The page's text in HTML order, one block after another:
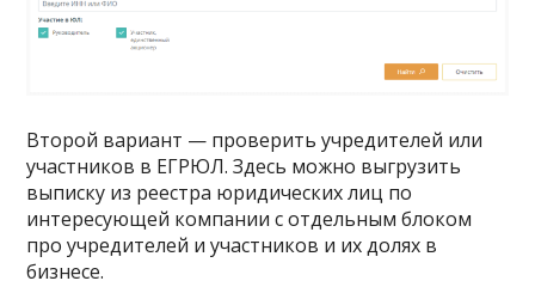
Второй вариант — проверить учредителей или
участников в ЕГРЮЛ. Здесь можно выгрузить
выписку из реестра юридических лиц по
интересующей компании с отдельным блоком
про учредителей и участников и их долях в
бизнесе.